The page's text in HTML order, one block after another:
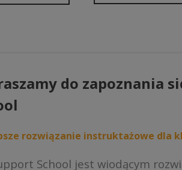
do zapoznania
rozwiązanie instruktażowe dla
School jest wiodącym